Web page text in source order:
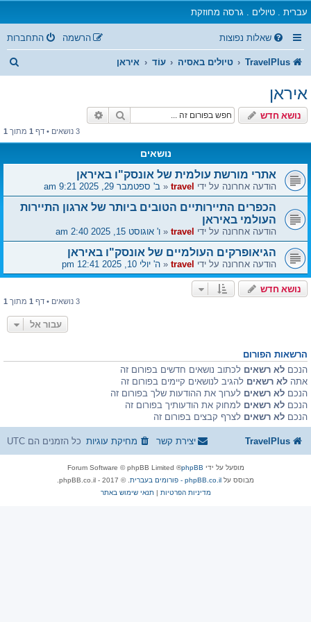
עברית . טיולים . גרסה מחוזקת
שאלות נפוצות התחברות הרשמה
TravelPlus טיולים באסיה עוֹד איראן
ש
איראן
נושא חדש חיפוש
3 נושאים • דף 1 מתוך 1
נושאים
אתרי מורשת עולמית של אונסק"ו באיראן
הודעה אחרונה על ידי travel
« ב' ספטמבר 29, 2025 9:21 am
הכפרים התיירותיים הטובים ביותר של ארגון התיירות
העולמי באיראן
הודעה אחרונה על ידי travel
« ו' אוגוסט 15, 2025 2:40 am
הגיאופרקים העולמיים של אונסק"ו באיראן
הודעה אחרונה על ידי travel
« ה' יולי 10, 2025 12:41 pm
נושא חדש
3 נושאים • דף 1 מתוך 1
עבור אל
הרשאות הפורום
הנכם לא רשאים לכתוב נושאים חדשים בפורום זה
אתה לא רשאים להגיב לנושאים קיימים בפורום זה
הנכם לא רשאים לערוך את ההודעות שלך בפורום זה
הנכם לא רשאים למחוק את הודעותיך בפורום זה
הנכם לא רשאים לצרף קבצים בפורום זה
TravelPlus כל הזמנים הם UTC מחיקת עוגיות יצירת קשר
מופעל על ידי phpBB
® Forum Software © phpBB Limited
מבוסס על phpBB.co.il - פורומים בעברית
. © 2017 - phpBB.co.il.
מדיניות הפרטיות |תנאי שימוש באתר